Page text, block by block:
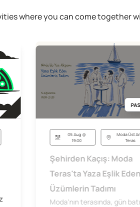
where you can come together
05 Aug @
19:00
Moda Üst
Teras
Şehirden Kaçış: Moda
Teras'ta Yaza Eşlik Eden
Üzümlerin Tadımı
Moda'nın terasında, gün